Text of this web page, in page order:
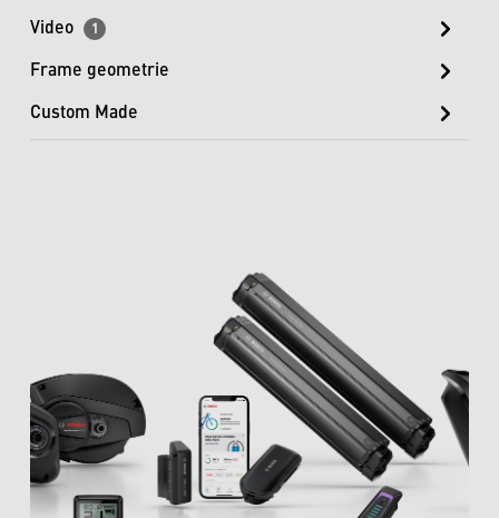
Video
1
Frame geometrie
Custom Made